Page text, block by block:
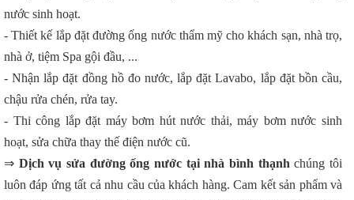
nước sinh hoạt.
- Thiết kế lắp đặt đường ống nước thẩm mỹ cho khách sạn, nhà trọ,
nhà ở, tiệm Spa gội đầu, ...
- Nhận lắp đặt đồng hồ đo nước, lắp đặt Lavabo, lắp đặt bồn cầu,
chậu rửa chén, rửa tay.
- Thi công lắp đặt máy bơm hút nước thải, máy bơm nước sinh
hoạt, sửa chữa thay thế điện nước cũ.
⇒ Dịch vụ sửa đường ống nước tại nhà bình thạnh chúng tôi
luôn đáp ứng tất cả nhu cầu của khách hàng. Cam kết sản phẩm và